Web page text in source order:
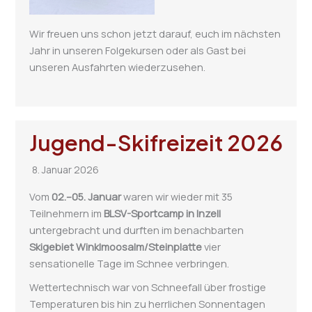
Wir freuen uns schon jetzt darauf, euch im nächsten
Jahr in unseren Folgekursen oder als Gast bei
unseren Ausfahrten wiederzusehen.
Jugend-Skifreizeit 2026
8. Januar 2026
Vom 02.–05. Januarwaren wir wieder mit 35
Teilnehmern im BLSV-Sportcamp in Inzell
untergebracht und durften im benachbarten
Skigebiet Winklmoosalm/Steinplattevier
sensationelle Tage im Schnee verbringen.
Wettertechnisch war von Schneefall über frostige
Temperaturen bis hin zu herrlichen Sonnentagen